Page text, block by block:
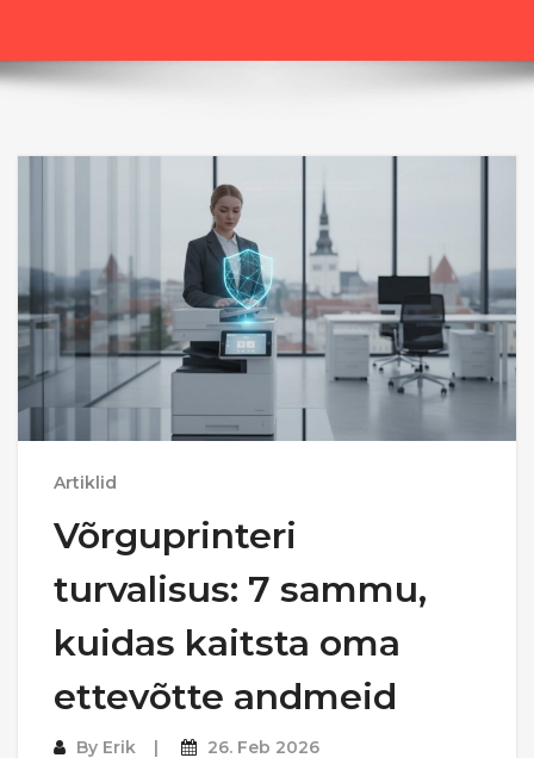
Artiklid
Võrguprinteri
turvalisus: 7 sammu,
kuidas kaitsta oma
ettevõtte andmeid
By Erik 26. Feb 2026